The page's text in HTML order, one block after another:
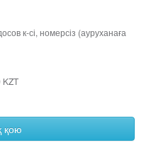
к-сі, номерсіз (ауруханаға
KZT
000KZT
қою